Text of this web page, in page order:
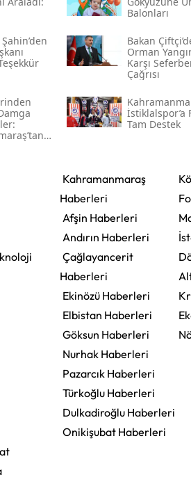
Balonları
Bakan
Orman
Karşı
Çağrısı
İstiklalspor’a
Tam Destek
Kahramanmaraş
Haberleri
Afşin Haberleri
Andırın Haberleri
Çağlayancerit
Haberleri
Ekinözü Haberleri
Elbistan Haberleri
Göksun Haberleri
Nurhak Haberleri
Pazarcık Haberleri
Türkoğlu Haberleri
Dulkadiroğlu Haberleri
Onikişubat Haberleri